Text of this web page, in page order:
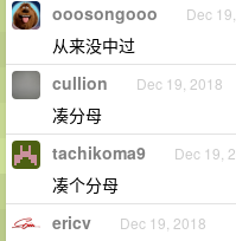
ooosongooo Dec
从来没中过
cullion Dec 19, 2018
凑分母
tachikoma9 Dec 19,
凑个分母
ericv Dec 19, 2018